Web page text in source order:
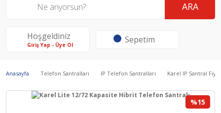
ARA
Hoşgeldiniz
Giriş Yap - Üye Ol Sepetim
Anasayfa Telefon Santralları IP Telefon Santralları Karel IP Santral
%15